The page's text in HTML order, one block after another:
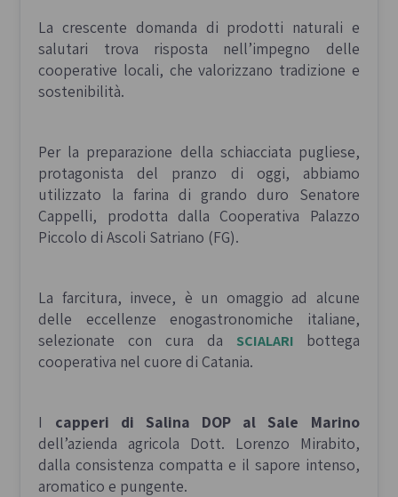
La crescente domanda di prodotti naturali e
salutari trova risposta nell’impegno delle
cooperative locali, che valorizzano tradizione e
sostenibilità.
Per la preparazione della schiacciata pugliese,
protagonista del pranzo di oggi, abbiamo
utilizzato la farina di grando duro Senatore
Cappelli, prodotta dalla Cooperativa Palazzo
Piccolo di Ascoli Satriano (FG).
La farcitura, invece, è un omaggio ad alcune
delle eccellenze enogastronomiche italiane,
selezionate con cura da
SCIALARI bottega
cooperativa nel cuore di Catania.
I capperi di Salina DOP al Sale Marino
dell’azienda agricola Dott. Lorenzo Mirabito,
dalla consistenza compatta e il sapore intenso,
aromatico e pungente.